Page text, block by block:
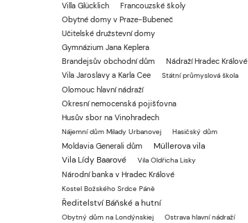
Villa Glücklich
Francouzské školy
Obytné domy v Praze-Bubeneč
Učitelské družstevní domy
Gymnázium Jana Keplera
Brandejsův obchodní dům
Nádraží Hradec Králové
Vila Jaroslavy a Karla Cee
Státní průmyslová škola
Olomouc hlavní nádraží
Okresní nemocenská pojišťovna
Husův sbor na Vinohradech
Nájemní dům Milady Urbanovej Hasičský dům
Moldavia Generali dům
Müllerova vila
Vila Lídy Baarové
Vila Oldřicha Lisky
Národní banka v Hradec Králové
Kostel Božského Srdce Páně
Ředitelství Báňské a hutní
Obytný dům na Londýnskiej
Ostrava hlavní nádraží